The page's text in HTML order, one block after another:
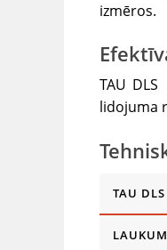
izmēros.
TAU
lidojuma
TAU DLS